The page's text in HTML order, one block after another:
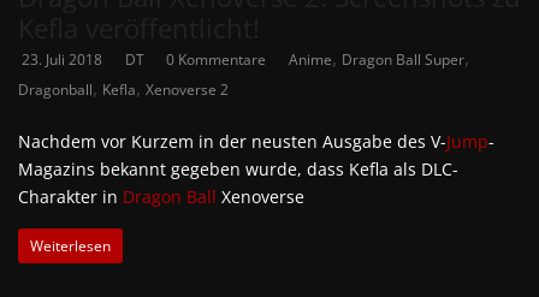
23. Juli 2018 DT 0 Kommentare Anime, Dragon Ball Super,
Dragonball, Kefla, Xenoverse 2
Nachdem vor Kurzem in der neusten Ausgabe des V-Jump-
Magazins bekannt gegeben wurde, dass Kefla als DLC-
Charakter in Dragon Ball Xenoverse
Weiterlesen